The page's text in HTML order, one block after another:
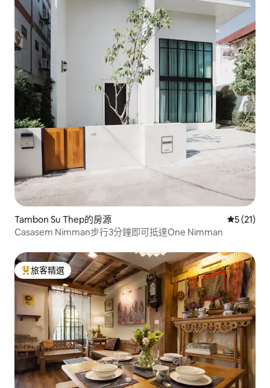
Tambon Su Thep的房源 從 21 則
5 (21)
Casasem Nimman步行3分鐘即可抵達One Nimman
旅客精選榜首
旅客精選